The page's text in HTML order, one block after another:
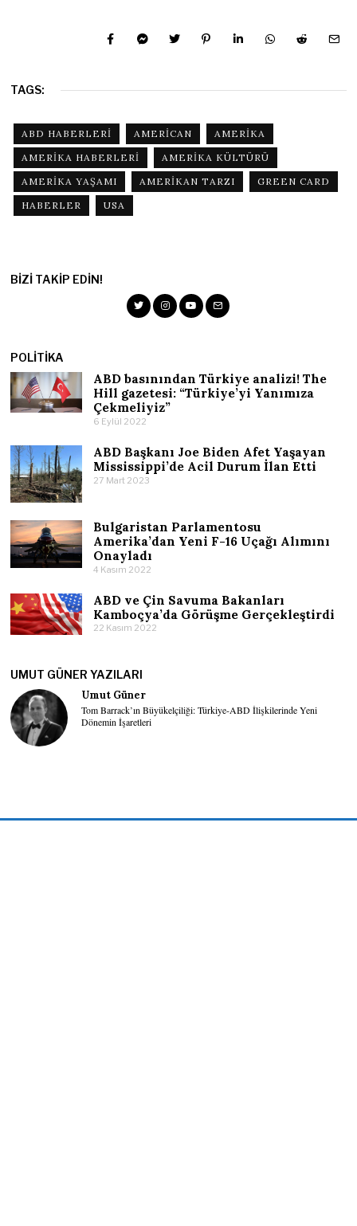
TAGS:
ABD HABERLERI AMERICAN
AMERIKA
AMERIKA HABERLERI
AMERIKA KÜLTÜRÜ
AMERIKA YAŞAMI
AMERIKAN TARZI
GREEN CARD
HABERLER
USA
BIZI TAKIP EDIN!
POLITIKA
ABD basınından Türkiye analizi! The
Hill gazetesi: “Türkiye’yi Yanımıza
Çekmeliyiz”
6 Eylül 2022
ABD Başkanı Joe Biden Afet Yaşayan
Mississippi’de Acil Durum İlan Etti
27 Mart 2023
Bulgaristan Parlamentosu
Amerika’dan Yeni F-16 Uçağı Alımını
Onayladı
4 Kasım 2022
ABD ve Çin Savuma Bakanları
Kamboçya’da Görüşme Gerçekleştirdi
22 Kasım 2022
UMUT GÜNER YAZILARI
Umut Güner
Tom Barrack’ın Büyükelçiliği: Türkiye-ABD İlişkilerinde Yeni
Dönemin İşaretleri